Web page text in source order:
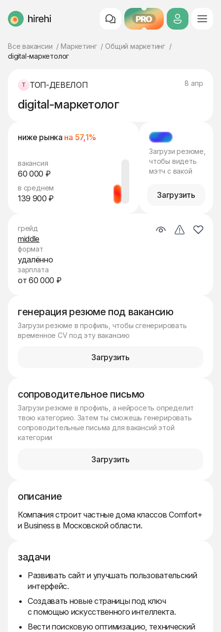
HireHi PRO
Все вакансии Маркетинг
Общий маркетинг
digital-маркетолог
ТОП-ДЕВЕЛОП 8 апр
digital-маркетолог
ниже рынка на 57,1%
вакансия
60 000 ₽
в среднем
139 900 ₽
МЭТЧ
Загрузи резюме,
чтобы видеть
мэтч с вакой
Загрузить
генерация резюме под вакансию
Загрузи резюме в профиль, чтобы сгенерировать
временное CV под эту вакансию
Загрузить
сопроводительное письмо
Загрузи резюме в профиль, а нейросеть определит
твою категорию. Затем ты сможешь генерировать
сопроводительные письма для вакансий этой
категории
Загрузить
описание
Компания строит частные дома классов Comfort+
и Business в Московской области.
задачи
Развивать сайт и улучшать пользовательский
интерфейс.
Создавать новые страницы под ключ
с помощью искусственного интеллекта.
Вести поисковую оптимизацию, технический
грейд
middle
формат
удалённо
зарплата
от 60 000 ₽